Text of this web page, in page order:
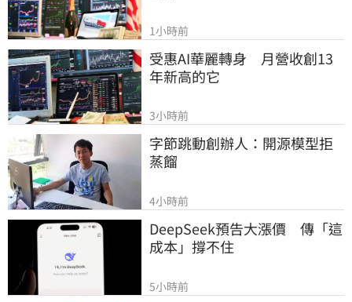
1小時前
受惠AI華麗轉身　月營收創13
年新高的它
3小時前
字節跳動創辦人：開源模型拒
蒸餾
4小時前
DeepSeek預告大漲價　傳「這
成本」撐不住
5小時前